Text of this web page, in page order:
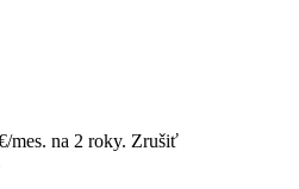
mes. na 2 roky. Zrušiť